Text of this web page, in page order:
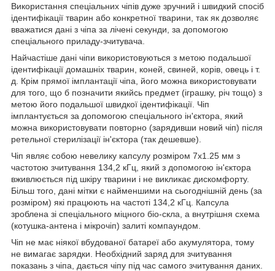
Використання спеціальних чіпів дуже зручний і швидкий спосіб
ідентифікації тварин або конкретної тварини, так як дозволяє
вважатися дані з чіпа за лічені секунди, за допомогою
спеціального приладу-зчитувача.
Найчастіше дані чіпи використовуються з метою подальшої
ідентифікації домашніх тварин, коней, свиней, корів, овець і т.
д. Крім прямої імплантації чіпа, його можна використовувати
для того, що б позначити якийсь предмет (іграшку, річ тощо) з
метою його подальшої швидкої ідентифікації. Чіп
імплантується за допомогою спеціального ін'єктора, який
можна використовувати повторно (зарядивши новий чіп) після
ретельної стерилізації ін'єктора (так дешевше).
Чіп являє собою невелику капсулу розміром 7x1.25 мм з
частотою зчитування 134,2 кГц, який з допомогою ін'єктора
вживлюється під шкіру тварини і не викликає дискомфорту.
Більш того, дані мітки є найменшими на сьогоднішній день (за
розміром) які працюють на частоті 134,2 кГц. Капсула
зроблена зі спеціального міцного біо-скла, а внутрішня схема
(котушка-антена і мікрочіп) залиті компаундом.
Чіп не має ніякої вбудованої батареї або акумулятора, тому
не вимагає зарядки. Необхідний заряд для зчитування
показань з чіпа, дається чіпу під час самого зчитування даних.